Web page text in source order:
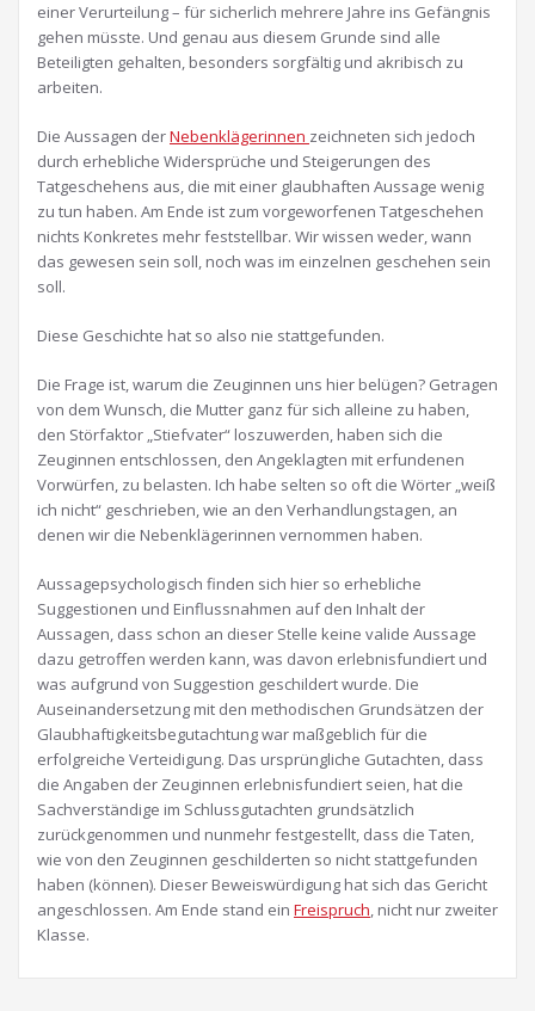
einer Verurteilung – für sicherlich mehrere Jahre ins Gefängnis
gehen müsste. Und genau aus diesem Grunde sind alle
Beteiligten gehalten, besonders sorgfältig und akribisch zu
arbeiten.
Die Aussagen derNebenklägerinnen zeichneten sich jedoch
durch erhebliche Widersprüche und Steigerungen des
Tatgeschehens aus, die mit einer glaubhaften Aussage wenig
zu tun haben. Am Ende ist zum vorgeworfenen Tatgeschehen
nichts Konkretes mehr feststellbar. Wir wissen weder, wann
das gewesen sein soll, noch was im einzelnen geschehen sein
soll.
Diese Geschichte hat so also nie stattgefunden.
Die Frage ist, warum die Zeuginnen uns hier belügen? Getragen
von dem Wunsch, die Mutter ganz für sich alleine zu haben,
den Störfaktor „Stiefvater“ loszuwerden, haben sich die
Zeuginnen entschlossen, den Angeklagten mit erfundenen
Vorwürfen, zu belasten. Ich habe selten so oft die Wörter „weiß
ich nicht“ geschrieben, wie an den Verhandlungstagen, an
denen wir die Nebenklägerinnen vernommen haben.
Aussagepsychologisch finden sich hier so erhebliche
Suggestionen und Einflussnahmen auf den Inhalt der
Aussagen, dass schon an dieser Stelle keine valide Aussage
dazu getroffen werden kann, was davon erlebnisfundiert und
was aufgrund von Suggestion geschildert wurde. Die
Auseinandersetzung mit den methodischen Grundsätzen der
Glaubhaftigkeitsbegutachtung war maßgeblich für die
erfolgreiche Verteidigung. Das ursprüngliche Gutachten, dass
die Angaben der Zeuginnen erlebnisfundiert seien, hat die
Sachverständige im Schlussgutachten grundsätzlich
zurückgenommen und nunmehr festgestellt, dass die Taten,
wie von den Zeuginnen geschilderten so nicht stattgefunden
haben (können). Dieser Beweiswürdigung hat sich das Gericht
angeschlossen. Am Ende stand ein Freispruch, nicht nur zweiter
Klasse.